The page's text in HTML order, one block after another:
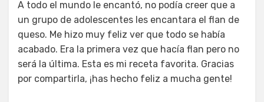
A todo el mundo le encantó, no podía creer que a
un grupo de adolescentes les encantara el flan de
queso. Me hizo muy feliz ver que todo se había
acabado. Era la primera vez que hacía flan pero no
será la última. Esta es mi receta favorita. Gracias
por compartirla, ¡has hecho feliz a mucha gente!